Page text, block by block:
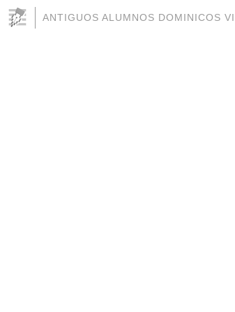
ANTIGUOS ALUMNOS DOMINICOS